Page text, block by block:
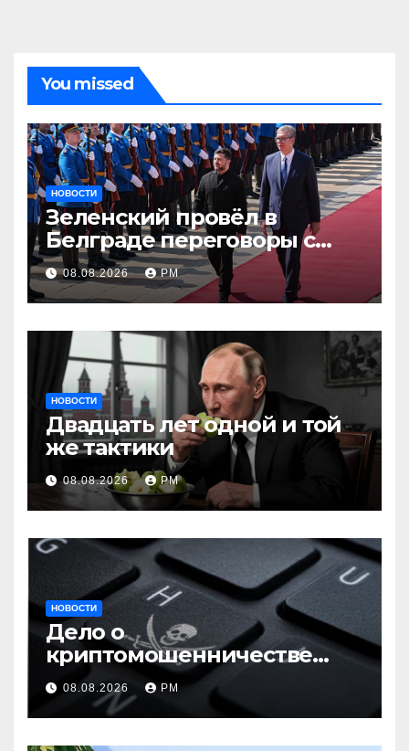
You missed
НОВОСТИ
Зеленский провёл в
Белграде переговоры с
Вучичем
08.08.2026 РМ
НОВОСТИ
Двадцать лет одной и той
же тактики
08.08.2026 РМ
НОВОСТИ
Дело о
криптомошенничестве
оборачивают в содействие
терроризму
08.08.2026 РМ